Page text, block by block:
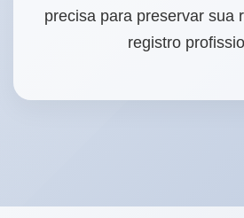
precisa para preservar sua
registro